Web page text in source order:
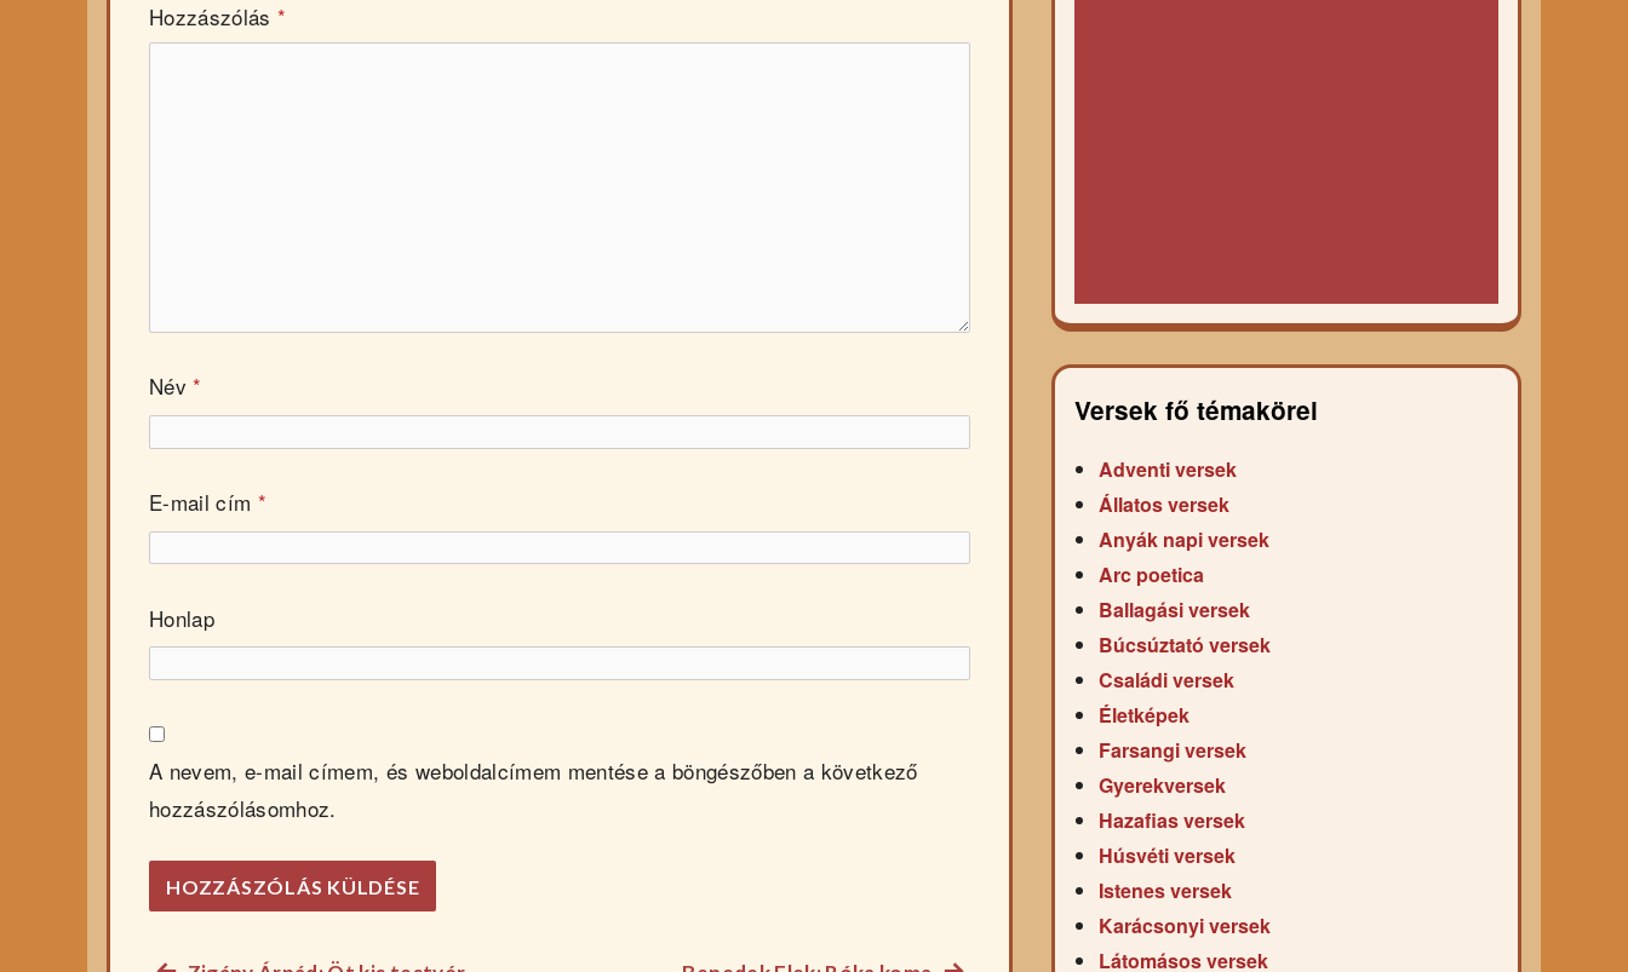
Hozzászólás *
Név *
E-mail cím *
Honlap
A nevem, e-mail címem, és weboldalcímem mentése a böngészőben a következő
hozzászólásomhoz.
Versek fő témakörei
Adventi versek
Állatos versek
Anyák napi versek
Arc poetica
Ballagási versek
Búcsúztató versek
Családi versek
Életképek
Farsangi versek
Gyerekversek
Hazafias versek
Húsvéti versek
Istenes versek
Karácsonyi versek
Látomásos versek